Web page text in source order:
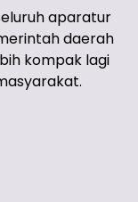
aparatur
daerah
kompak lagi